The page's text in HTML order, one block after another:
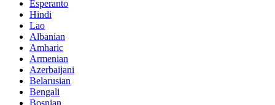
Esperanto
Hindi
Lao
Albanian
Amharic
Armenian
Azerbaijani
Belarusian
Bengali
Bosnian